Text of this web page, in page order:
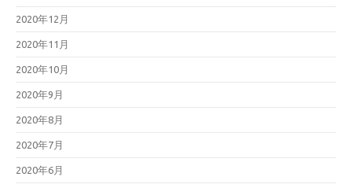
2020年12月
2020年11月
2020年10月
2020年9月
2020年8月
2020年7月
2020年6月